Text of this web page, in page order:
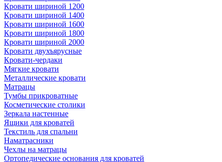
Кровати шириной 1200
Кровати шириной 1400
Кровати шириной 1600
Кровати шириной 1800
Кровати шириной 2000
Кровати двухъярусные
Кровати-чердаки
Мягкие кровати
Металлические кровати
Матрацы
Тумбы прикроватные
Косметические столики
Зеркала настенные
Ящики для кроватей
Текстиль для спальни
Наматрасники
Чехлы на матрацы
Ортопедические основания для кроватей